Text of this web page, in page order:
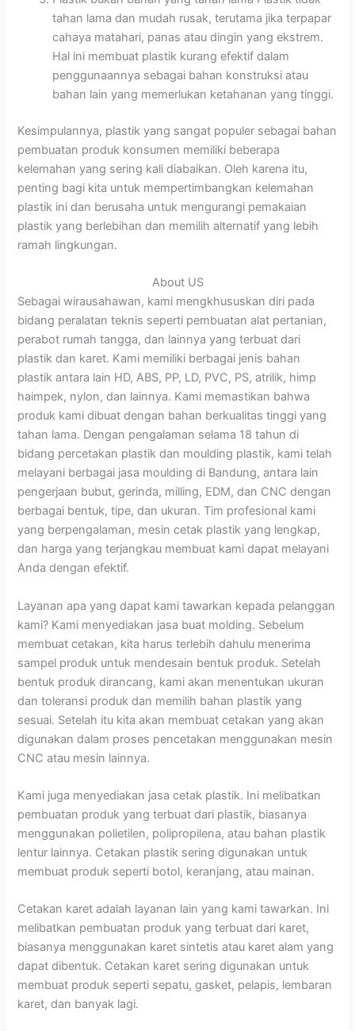
tahan lama dan mudah rusak, terutama jika terpapar
cahaya matahari, panas atau dingin yang ekstrem.
Hal ini membuat plastik kurang efektif dalam
penggunaannya sebagai bahan konstruksi atau
bahan lain yang memerlukan ketahanan yang tinggi.
Kesimpulannya, plastik yang sangat populer sebagai bahan
pembuatan produk konsumen memiliki beberapa
kelemahan yang sering kali diabaikan. Oleh karena itu,
penting bagi kita untuk mempertimbangkan kelemahan
plastik ini dan berusaha untuk mengurangi pemakaian
plastik yang berlebihan dan memilih alternatif yang lebih
ramah lingkungan.
About US
Sebagai wirausahawan, kami mengkhususkan diri pada
bidang peralatan teknis seperti pembuatan alat pertanian,
perabot rumah tangga, dan lainnya yang terbuat dari
plastik dan karet. Kami memiliki berbagai jenis bahan
plastik antara lain HD, ABS, PP, LD, PVC, PS, atrilik, himp
haimpek, nylon, dan lainnya. Kami memastikan bahwa
produk kami dibuat dengan bahan berkualitas tinggi yang
tahan lama. Dengan pengalaman selama 18 tahun di
bidang percetakan plastik dan moulding plastik, kami telah
melayani berbagai jasa moulding di Bandung, antara lain
pengerjaan bubut, gerinda, milling, EDM, dan CNC dengan
berbagai bentuk, tipe, dan ukuran. Tim profesional kami
yang berpengalaman, mesin cetak plastik yang lengkap,
dan harga yang terjangkau membuat kami dapat melayani
Anda dengan efektif.
Layanan apa yang dapat kami tawarkan kepada pelanggan
kami? Kami menyediakan jasa buat molding. Sebelum
membuat cetakan, kita harus terlebih dahulu menerima
sampel produk untuk mendesain bentuk produk. Setelah
bentuk produk dirancang, kami akan menentukan ukuran
dan toleransi produk dan memilih bahan plastik yang
sesuai. Setelah itu kita akan membuat cetakan yang akan
digunakan dalam proses pencetakan menggunakan mesin
CNC atau mesin lainnya.
Kami juga menyediakan jasa cetak plastik. Ini melibatkan
pembuatan produk yang terbuat dari plastik, biasanya
menggunakan polietilen, polipropilena, atau bahan plastik
lentur lainnya. Cetakan plastik sering digunakan untuk
membuat produk seperti botol, keranjang, atau mainan.
Cetakan karet adalah layanan lain yang kami tawarkan. Ini
melibatkan pembuatan produk yang terbuat dari karet,
biasanya menggunakan karet sintetis atau karet alam yang
dapat dibentuk. Cetakan karet sering digunakan untuk
membuat produk seperti sepatu, gasket, pelapis, lembaran
karet, dan banyak lagi.